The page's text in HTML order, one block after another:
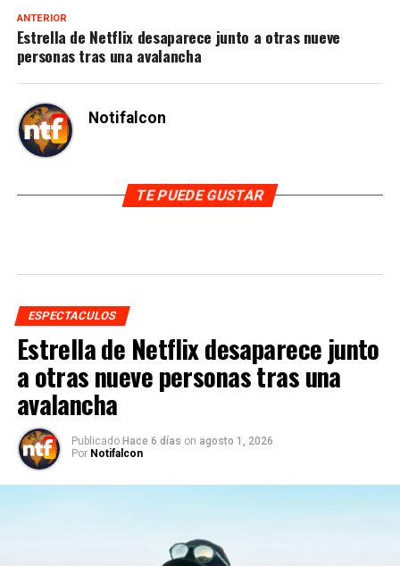
ANTERIOR
Estrella de Netflix desaparece junto a otras nueve
personas tras una avalancha
Notifalcon
TE PUEDE GUSTAR
ESPECTACULOS
Estrella de Netflix desaparece junto
a otras nueve personas tras una
avalancha
Publicado Hace 6 días on agosto 1, 2026
Por Notifalcon